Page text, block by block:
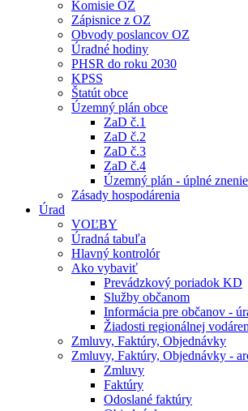
Komisie OZ
Zápisnice z OZ
Obvody poslancov OZ
Úradné hodiny
PHSR do roku 2030
KPSS
Štatút obce
Územný plán obce
ZaD č.1
ZaD č.2
ZaD č.3
ZaD č.4
Územný plán - úplné znenie
Zásady hospodárenia
Úrad
VOĽBY
Úradná tabuľa
Hlavný kontrolór
Ako vybaviť
Prevádzkový poriadok KD
Služby občanom
Informácia pre občanov -
Žiadosti regionálnej
Zmluvy, Faktúry, Objednávky
Zmluvy, Faktúry, Objednávky -
Zmluvy
Faktúry
Odoslané faktúry